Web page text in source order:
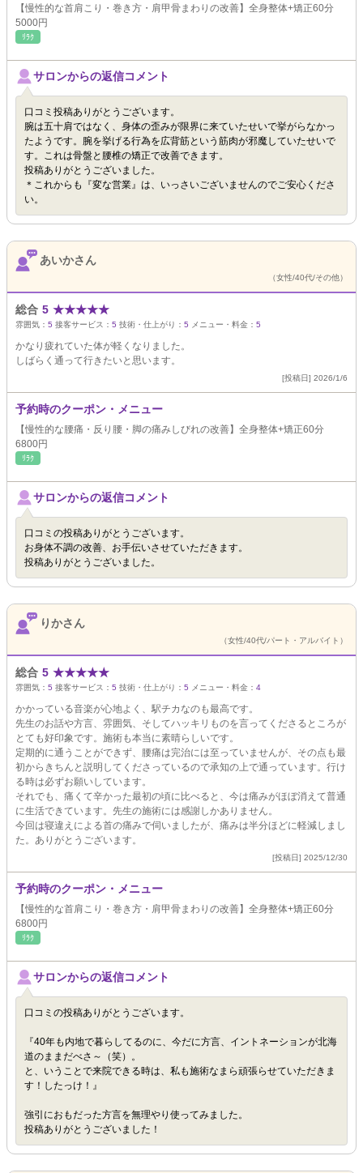
【慢性的な首肩こり・巻き方・肩甲骨まわりの改善】全身整体+矯正60分
5000円
ﾘﾗｸ
サロンからの返信コメント
口コミ投稿ありがとうございます。
腕は五十肩ではなく、身体の歪みが限界に来ていたせいで挙がらなかっ
たようです。腕を挙げる行為を広背筋という筋肉が邪魔していたせいで
す。これは骨盤と腰椎の矯正で改善できます。
投稿ありがとうございました。
＊これからも『変な営業』は、いっさいございませんのでご安心くださ
い。
あいかさん
（女性/40代/その他）
総合 5 ★★★★★
雰囲気： 5 接客サービス： 5 技術・仕上がり： 5 メニュー・料金： 5
かなり疲れていた体が軽くなりました。
しばらく通って行きたいと思います。
[投稿日] 2026/1/6
予約時のクーポン・メニュー
【慢性的な腰痛・反り腰・脚の痛みしびれの改善】全身整体+矯正60分
6800円
ﾘﾗｸ
サロンからの返信コメント
口コミの投稿ありがとうございます。
お身体不調の改善、お手伝いさせていただきます。
投稿ありがとうございました。
りかさん
（女性/40代/パート・アルバイト）
総合 5 ★★★★★
雰囲気： 5 接客サービス： 5 技術・仕上がり： 5 メニュー・料金： 4
かかっている音楽が心地よく、駅チカなのも最高です。
先生のお話や方言、雰囲気、そしてハッキリものを言ってくださるところが
とても好印象です。施術も本当に素晴らしいです。
定期的に通うことができず、腰痛は完治には至っていませんが、その点も最
初からきちんと説明してくださっているので承知の上で通っています。行け
る時は必ずお願いしています。
それでも、痛くて辛かった最初の頃に比べると、今は痛みがほぼ消えて普通
に生活できています。先生の施術には感謝しかありません。
今回は寝違えによる首の痛みで伺いましたが、痛みは半分ほどに軽減しまし
た。ありがとうございます。
[投稿日] 2025/12/30
予約時のクーポン・メニュー
【慢性的な首肩こり・巻き方・肩甲骨まわりの改善】全身整体+矯正60分
6800円
ﾘﾗｸ
サロンからの返信コメント
口コミの投稿ありがとうございます。
『40年も内地で暮らしてるのに、今だに方言、イントネーションが北海
道のままだべさ～（笑）。
と、いうことで来院できる時は、私も施術なまら頑張らせていただきま
す！したっけ！』
強引におもだった方言を無理やり使ってみました。
投稿ありがとうございました！